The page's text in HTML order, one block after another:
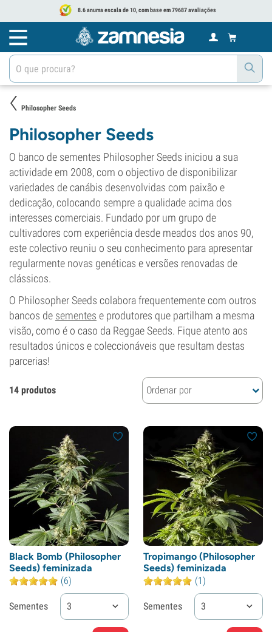
8.6 anuma escala de 10, com base em 79687 avaliações
Philosopher Seeds
Philosopher Seeds
O banco de sementes Philosopher Seeds iniciou a sua
actividade em 2008, com o objectivo de disponibilizar
variedades de canábis desenvolvidas com paixão e
dedicação, colocando sempre a qualidade acima dos
interesses comerciais. Fundado por um grupo de
cultivadores com experiência desde meados dos anos 90,
este colectivo reuniu o seu conhecimento para apresentar
regularmente novas genéticas e versões renovadas de
clássicos.
O Philosopher Seeds colabora frequentemente com outros
bancos de sementes e produtores que partilham a mesma
visão, como é o caso da Reggae Seeds. Fique atento aos
resultados únicos e coleccionáveis que resultam destas
parcerias!
14 produtos Ordenar por
Black Bomb (Philosopher
Seeds) feminizada
(6)
Sementes 3
Tropimango (Philosopher
Seeds) feminizada
(1)
Sementes 3